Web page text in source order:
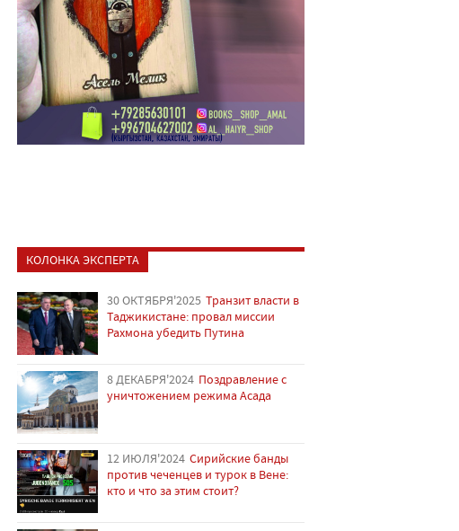
КОЛОНКА ЭКСПЕРТА
30 ОКТЯБРЯ'2025 Транзит власти в
Таджикистане: провал миссии
Рахмона убедить Путина
8 ДЕКАБРЯ'2024 Поздравление с
уничтожением режима Асада
12 ИЮЛЯ'2024 Сирийские банды
против чеченцев и турок в Вене:
кто и что за этим стоит?